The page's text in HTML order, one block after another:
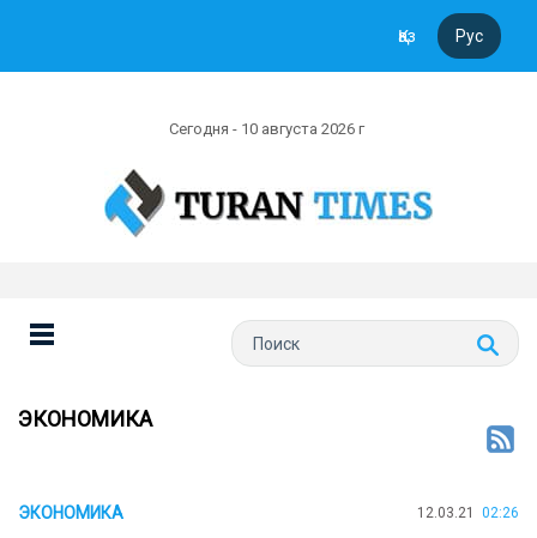
Қаз Рус
Сегодня - 10 августа 2026 г
ЭКОНОМИКА
ЭКОНОМИКА 12.03.21 02:26